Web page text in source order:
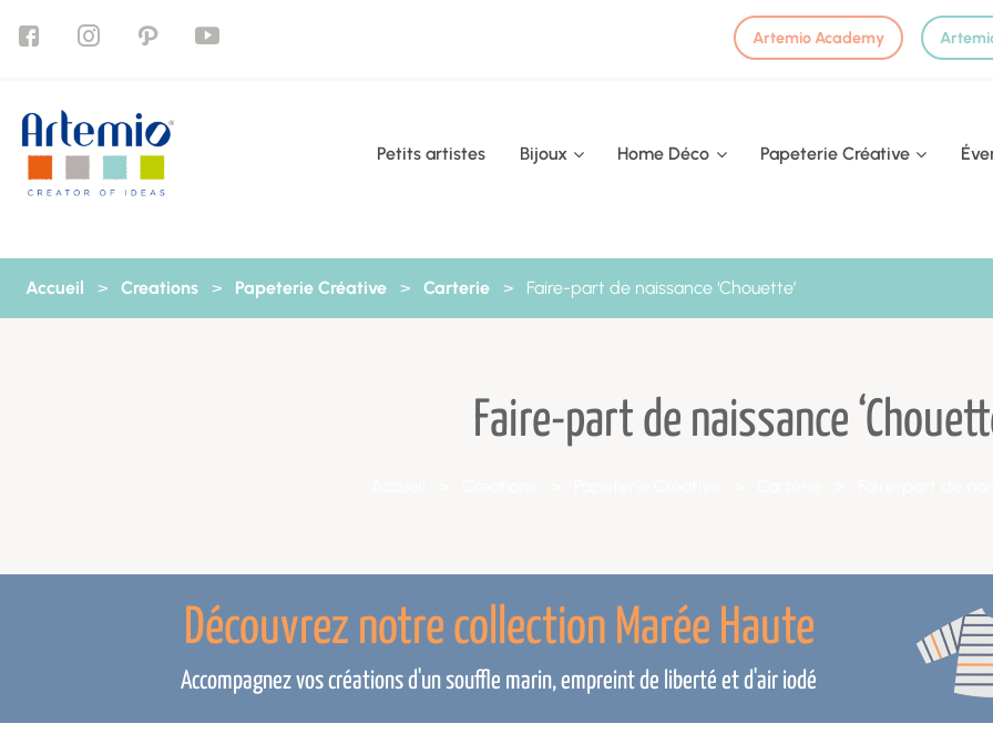
Artemio Academy
Petits artistes Bijoux Home Déco Papeterie Créative
Accueil > Creations > Papeterie Créative > Carterie > Faire-part de naissance ‘Chouette’
Faire-part de naissance
Découvrez notre collection Marée Haute
Accompagnez vos créations d'un souffle marin, empreint de liberté et d'air iodé